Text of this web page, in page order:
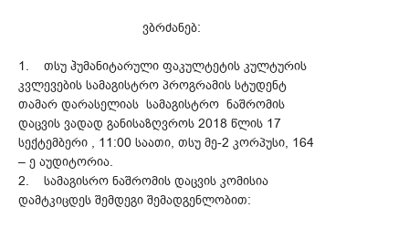
ვბრძანებ:
1. თსუ ჰუმანიტარული ფაკულტეტის კულტურის
კვლევების სამაგისტრო პროგრამის სტუდენტ
თამარ დარასელიას სამაგისტრო ნაშრომის
დაცვის ვადად განისაზღვროს 2018 წლის 17
სექტემბერი , 11:00 საათი, თსუ მე-2 კორპუსი, 164
– ე აუდიტორია.
2. სამაგისრო ნაშრომის დაცვის კომისია
დამტკიცდეს შემდეგი შემადგენლობით: